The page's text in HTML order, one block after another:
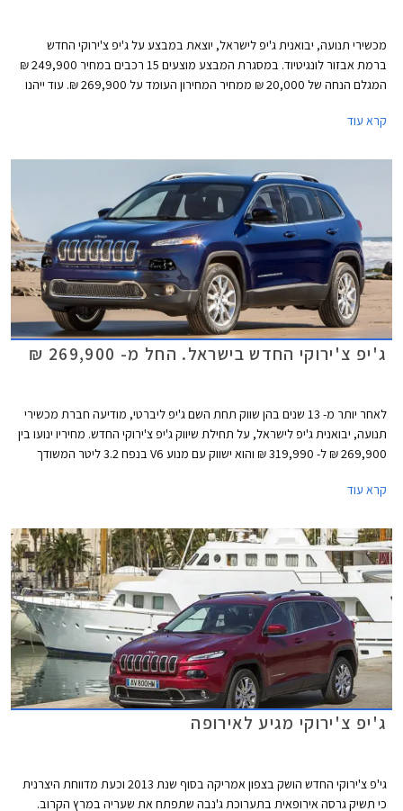
מכשירי תנועה, יבואנית ג'יפ לישראל, יוצאת במבצע על ג'יפ צ'ירוקי החדש
ברמת אבזור לונגיטיוד. במסגרת המבצע מוצעים 15 רכבים במחיר 249,900 ₪
המגלם הנחה של 20,000 ₪ ממחיר המחירון העומד על 269,900 ₪. עוד ייהנו
ייערך בכל אולמות התצוגה של החברה.
קרא עוד
ג'יפ צ'ירוקי החדש בישראל. החל מ- 269,900 ₪
לאחר יותר מ- 13 שנים בהן שווק תחת השם ג'יפ ליברטי, מודיעה חברת מכשירי
תנועה, יבואנית ג'יפ לישראל, על תחילת שיווק ג'יפ צ'ירוקי החדש. מחיריו ינועו בין
269,900 ₪ ל- 319,990 ₪ והוא ישווק עם מנוע V6 בנפח 3.2 ליטר המשודך
קרא עוד
ג'יפ צ'ירוקי מגיע לאירופה
גי'פ צ'ירוקי החדש הושק בצפון אמריקה בסוף שנת 2013 וכעת מדווחת היצרנית
כי תשיק גרסה אירופאית בתערוכת ג'נבה שתפתח את שעריה במרץ הקרוב.